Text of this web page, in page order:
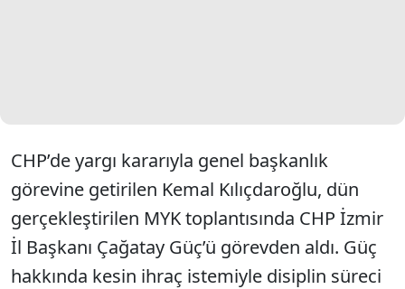
CHP’de yargı kararıyla genel başkanlık
görevine getirilen Kemal Kılıçdaroğlu, dün
gerçekleştirilen MYK toplantısında CHP İzmir
İl Başkanı Çağatay Güç’ü görevden aldı. Güç
hakkında kesin ihraç istemiyle disiplin süreci